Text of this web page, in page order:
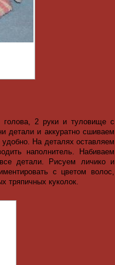
2 руки и туловище с
детали и аккуратно сшиваем
На деталях оставляем
наполнитель. Набиваем
детали. Рисуем личико и
с цветом волос,
тряпичных куколок.